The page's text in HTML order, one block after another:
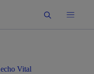
Buscar
Vital